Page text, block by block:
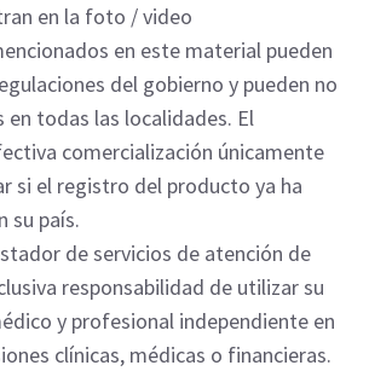
en la foto / video
en este material pueden
del gobierno y pueden no
en todas las localidades. El
comercialización únicamente
si el registro del producto ya ha
su país.
de servicios de atención de
responsabilidad de utilizar su
y profesional independiente en
clínicas, médicas o financieras.